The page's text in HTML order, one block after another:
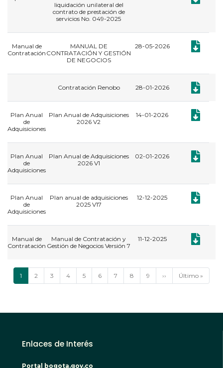
liquidación unilateral del
contrato de prestación de
servicios No. 049-2025
Manual de
Contratación
MANUAL DE
CONTRATACIÓN Y GESTIÓN
DE NEGOCIOS
28-05-2026
Contratación Renobo 28-01-2026
Plan Anual
de
Adquisiciones
Plan Anual de Adquisiciones
2026 V2
14-01-2026
Plan Anual
de
Adquisiciones
Plan Anual de Adquisiciones
2026 V1
02-01-2026
Plan Anual
de
Adquisiciones
Plan anual de adquisiciones
2025 V17
12-12-2025
Manual de
Contratación
Manual de Contratación y
Gestión de Negocios Versión 7
11-12-2025
Paginación
Página
actual
1 Página
2 Página
3 Página
4 Página
5 Página
6 Página
7 Página
8 Página
9
Siguiente
página
››
Última
página
Último »
Enlaces de Interés
Portal bogota.gov.co